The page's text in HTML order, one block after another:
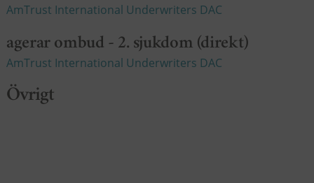
AmTrust International Underwriters DAC
agerar ombud - 2. sjukdom (direkt)
AmTrust International Underwriters DAC
Övrigt